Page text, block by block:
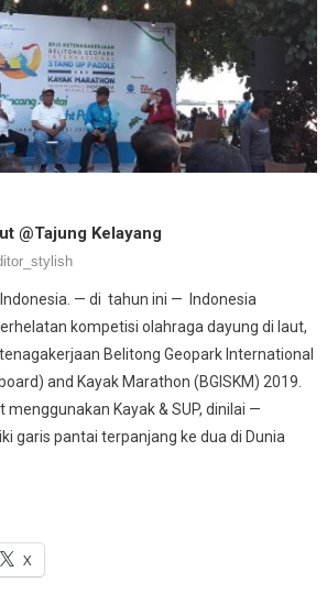
@Tajung Kelayang
— di tahun ini — Indonesia
kompetisi olahraga dayung di laut,
Belitong Geopark International
and Kayak Marathon (BGISKM) 2019.
menggunakan Kayak & SUP, dinilai —
garis pantai terpanjang ke dua di Dunia
X